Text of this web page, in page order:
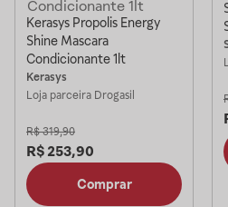
Kerasys Propolis Energy
Shine Mascara
Condicionante 1lt
Kerasys
Loja parceira Drogasil
R$ 319,90
R$ 253,90
Comprar